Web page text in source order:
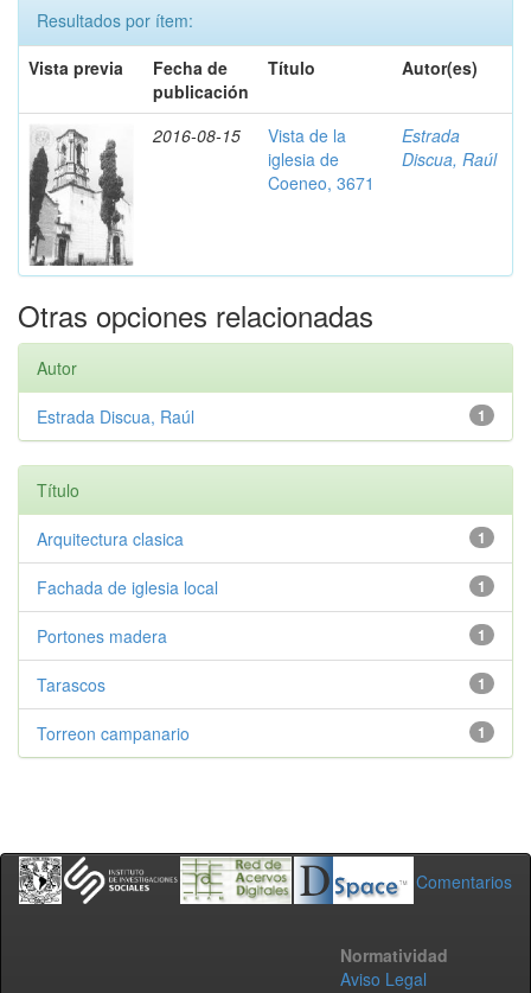
Resultados por ítem:
Vista previa
Fecha de
publicación
Título Autor(es)
2016-08-15
Vista de la
iglesia de
Coeneo, 3671
Estrada
Discua, Raúl
Otras opciones relacionadas
Autor
1
Estrada Discua, Raúl
Título
1
Arquitectura clasica
1
Fachada de iglesia local
1
Portones madera
1
Tarascos
1
Torreon campanario
Comentarios
Normatividad
Aviso Legal